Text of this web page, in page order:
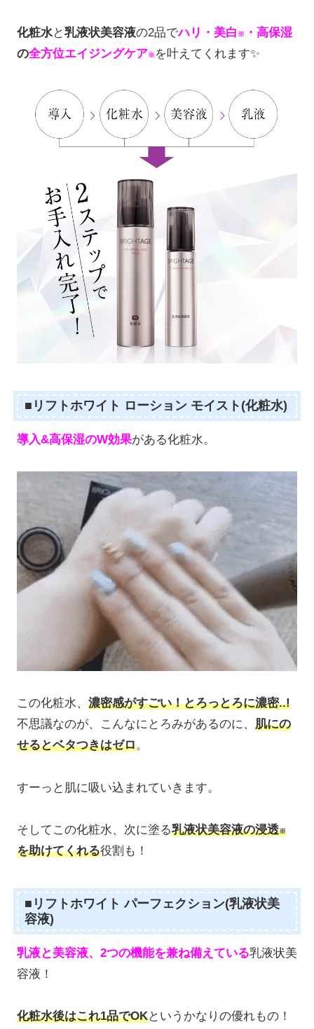
化粧水と乳液状美容液の2品でハリ・美白 ※
・高保湿
の全方位エイジングケア※ を叶えてくれます✨
■リフトホワイト ローション モイスト(化粧水)
導入&高保湿のW効果がある化粧水。
この化粧水、 濃密感がすごい！とろっとろに濃密..!
不思議なのが、こんなにとろみがあるのに、 肌にの
せるとベタつきはゼロ。
すーっと肌に吸い込まれていきます。
そしてこの化粧水、次に塗る乳液状美容液の浸透※
を助けてくれる役割も！
■リフトホワイト パーフェクション(乳液状美
容液)
乳液と美容液、2つの機能を兼ね備えている乳液状美
容液！
化粧水後はこれ1品でOKというかなりの優れもの！